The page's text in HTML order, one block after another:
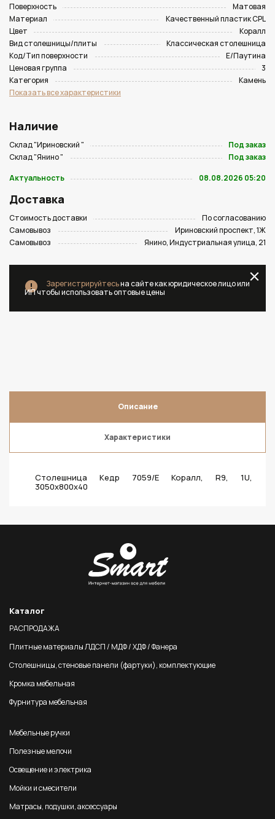
Поверхность
Матовая
Материал
Качественный пластик CPL
Цвет
Коралл
Вид столешницы/плиты
Классическая столешница
Код/Тип поверхности
E/Паутина
Ценовая группа
3
Категория
Камень
Показать все характеристики
Наличие
Склад "Ириновский "
Под заказ
Склад "Янино "
Под заказ
Актуальность
08.08.2026 05:20
Доставка
Стоимость доставки
По согласованию
Самовывоз
Ириновский проспект, 1Ж
Самовывоз
Янино, Индустриальная улица, 21
Зарегистрируйтесьна сайте как юридическое лицо или
ИП чтобы использовать оптовые цены
Описание
Характеристики
Столешница Кедр 7059/E Коралл, R9, 1U,
3050х800х40
Каталог
РАСПРОДАЖА
Плитные материалы ЛДСП / МДФ / ХДФ / Фанера
Столешницы, стеновые панели (фартуки), комплектующие
Кромка мебельная
Фурнитура мебельная
Мебельные ручки
Полезные мелочи
Освещение и электрика
Мойки и смесители
Матрасы, подушки, аксессуары